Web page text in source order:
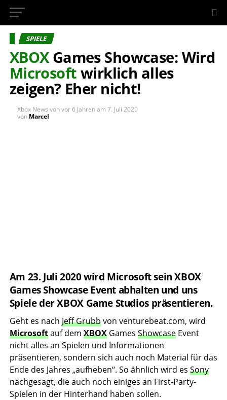
InsideXbox.de
SPIELE
XBOXGames Showcase: Wird
Microsoft wirklich alles
zeigen? Eher nicht!
Xbox News vonvor 6 Jahrenam 7. Juli 2020
von Marcel
Am 23. Juli 2020 wird Microsoft sein XBOX
Games Showcase Event abhalten und uns
Spiele der XBOX Game Studios präsentieren.
Geht es nach Jeff Grubbvon venturebeat.com, wird
Microsoftauf dem XBOXGames ShowcaseEvent
nicht alles an Spielen und Informationen
präsentieren, sondern sich auch noch Material für das
Ende des Jahres „aufheben“. So ähnlich wird es Sony
nachgesagt, die auch noch einiges an First-Party-
Spielen in der Hinterhand haben sollen.